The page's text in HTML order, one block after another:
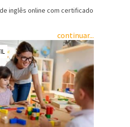
inglês online com certificado
continuar...